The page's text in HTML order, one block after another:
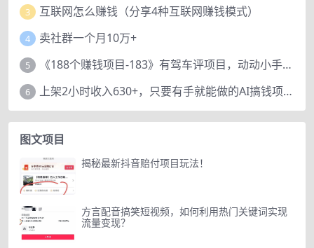
3 互联网怎么赚钱（分享4种互联网赚钱模式）
4 卖社群一个月10万+
5 《188个赚钱项目-183》有驾车评项目，动动小手，复制粘贴赚44元！
6 上架2小时收入630+，只要有手就能做的AI搞钱项目，奶奶看完都能学会!
图文项目
揭秘最新抖音赔付项目玩法！
方言配音搞笑短视频，如何利用热门关键词实现
流量变现？